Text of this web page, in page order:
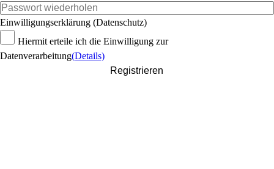
Einwilligungserklärung (Datenschutz)
Hiermit erteile ich die Einwilligung zur
Datenverarbeitung(Details)
Registrieren